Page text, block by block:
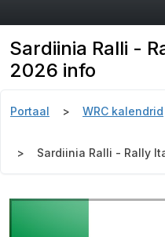
Sardiinia Ralli -
2026 info
Portaal WRC kalendrid
Sardiinia Ralli - Rally